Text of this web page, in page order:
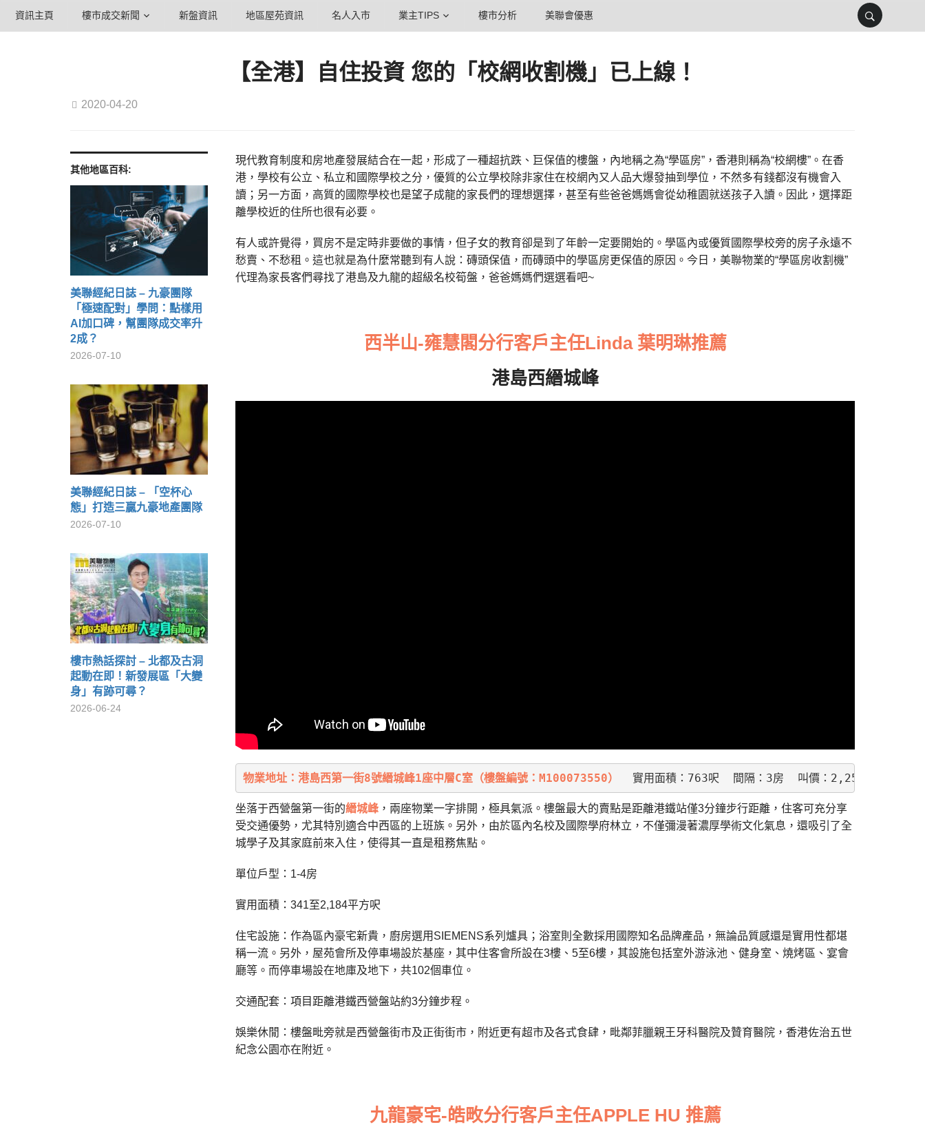
資訊主頁 樓市成交新聞 新盤資訊 地區屋苑資訊 名人入市 業主TIPS 樓市分析 美聯會優惠
【全港】自住投資 您的「校網收割機」已上線！
2020-04-20
其他地區百科:
美聯經紀日誌 – 九豪團隊
「極速配對」學問：點樣用
AI加口碑，幫團隊成交率升
2成？
2026-07-10
美聯經紀日誌 – 「空杯心
態」打造三贏九豪地產團隊
2026-07-10
樓市熱話探討 – 北都及古洞
起動在即！新發展區「大變
身」有跡可尋？
2026-06-24
現代教育制度和房地產發展結合在一起，形成了一種超抗跌、巨保值的樓盤，內地稱之為“學區房”，香港則稱為“校網樓”。在香
港，學校有公立、私立和國際學校之分，優質的公立學校除非家住在校網內又人品大爆發抽到學位，不然多有錢都沒有機會入
讀；另一方面，高質的國際學校也是望子成龍的家長們的理想選擇，甚至有些爸爸媽媽會從幼稚園就送孩子入讀。因此，選擇距
離學校近的住所也很有必要。
有人或許覺得，買房不是定時非要做的事情，但子女的教育卻是到了年齡一定要開始的。學區內或優質國際學校旁的房子永遠不
愁賣、不愁租。這也就是為什麼常聽到有人說：磚頭保值，而磚頭中的學區房更保值的原因。今日，美聯物業的“學區房收割機”
代理為家長客們尋找了港島及九龍的超級名校筍盤，爸爸媽媽們選選看吧~
西半山-雍慧閣分行客戶主任Linda 葉明琳推薦
港島西縉城峰
物業地址：港島西第一街8號縉城峰1座中層C室（樓盤編號：M100073550）
實用面積：763呎  間隔：3房  叫價：2,250萬  賣點：
坐落于西營盤第一街的縉城峰 ，兩座物業一字排開，極具氣派。樓盤最大的賣點是距離港鐵站僅3分鐘步行距離，住客可充分享
受交通優勢，尤其特別適合中西區的上班族。另外，由於區內名校及國際學府林立，不僅彌漫著濃厚學術文化氣息，還吸引了全
城學子及其家庭前來入住，使得其一直是租務焦點。
單位戶型：1-4房
實用面積：341至2,184平方呎
住宅設施：作為區內豪宅新貴，廚房選用SIEMENS系列爐具；浴室則全數採用國際知名品牌產品，無論品質感還是實用性都堪
稱一流。另外，屋苑會所及停車場設於基座，其中住客會所設在3樓、5至6樓，其設施包括室外游泳池、健身室、燒烤區、宴會
廳等。而停車場設在地庫及地下，共102個車位。
交通配套：項目距離港鐵西營盤站約3分鐘步程。
娛樂休閒：樓盤毗旁就是西營盤街市及正街街市，附近更有超市及各式食肆，毗鄰菲臘親王牙科醫院及贊育醫院，香港佐治五世
紀念公園亦在附近。
九龍豪宅-皓畋分行客戶主任APPLE HU 推薦